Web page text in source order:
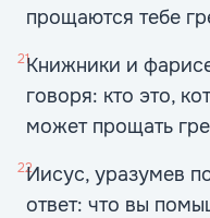
прощаются тебе
21Книжники и
говоря: кто это,
может прощать
22Иисус, уразумев
ответ: что вы